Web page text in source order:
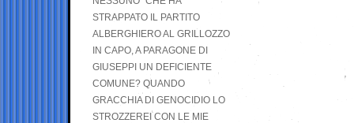
STRAPPATO IL PARTITO
ALBERGHIERO AL GRILLOZZO
IN CAPO, A PARAGONE DI
GIUSEPPI UN DEFICIENTE
COMUNE? QUANDO
GRACCHIA DI GENOCIDIO LO
STROZZEREI CON LE MIE